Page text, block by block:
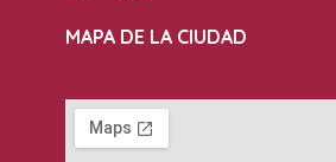
MAPA DE LA CIUDAD